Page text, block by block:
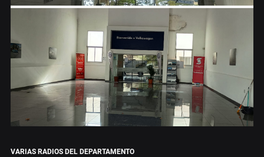
VARIAS RADIOS DEL DEPARTAMENTO